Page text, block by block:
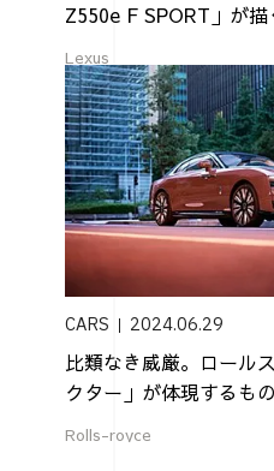
Z550e F SPORT」が
Lexus
CARS 2024.06.29
比類なき威厳。ロール
クター」が体現するもの
Rolls-royce